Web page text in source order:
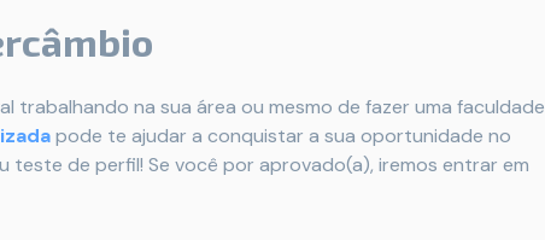
trabalhando na sua área ou mesmo de fazer uma faculdade
pode te ajudar a conquistar a sua oportunidade no
teste de perfil! Se você por aprovado(a), iremos entrar em